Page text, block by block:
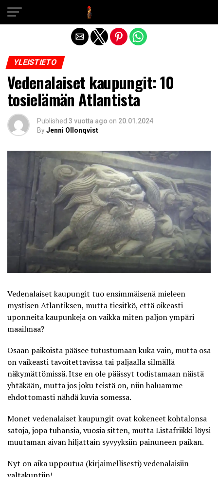
YLEISTIETO
Vedenalaiset kaupungit: 10
tosielämän Atlantista
Published 3 vuotta ago on 20.01.2024
ByJenni Ollonqvist
Vedenalaiset kaupungit tuo ensimmäisenä mieleen
mystisen Atlantiksen, mutta tiesitkö, että oikeasti
uponneita kaupunkeja on vaikka miten paljon ympäri
maailmaa?
Osaan paikoista pääsee tutustumaan kuka vain, mutta osa
on vaikeasti tavoitettavissa tai paljaalla silmällä
näkymättömissä. Itse en ole päässyt todistamaan näistä
yhtäkään, mutta jos joku teistä on, niin haluamme
ehdottomasti nähdä kuvia somessa.
Monet vedenalaiset kaupungit ovat kokeneet kohtalonsa
satoja, jopa tuhansia, vuosia sitten, muttaListafriikkilöysi
muutaman aivan hiljattain syvyyksiin painuneen paikan.
Nyt on aika uppoutua (kirjaimellisesti) vedenalaisiin
Exit mobile version